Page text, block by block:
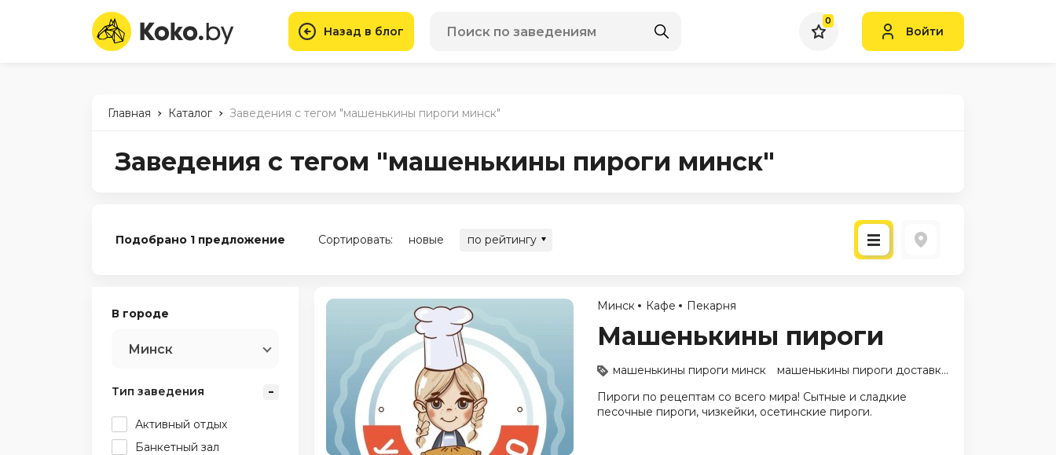
Назад в блог
0
Войти
Главная - Каталог - Заведения с тегом "машенькины пироги минск"
Заведения с тегом "машенькины пироги минск"
Подобрано 1 предложение Сортировать: новые по рейтингу
В городе
Минск
Тип заведения
Активный отдых
Банкетный зал
Минск Кафе Пекарня
Машенькины пироги
машенькины пироги минск
машенькины пироги доставка
Пироги по рецептам со всего мира! Сытные и сладкие
песочные пироги, чизкейки, осетинские пироги.